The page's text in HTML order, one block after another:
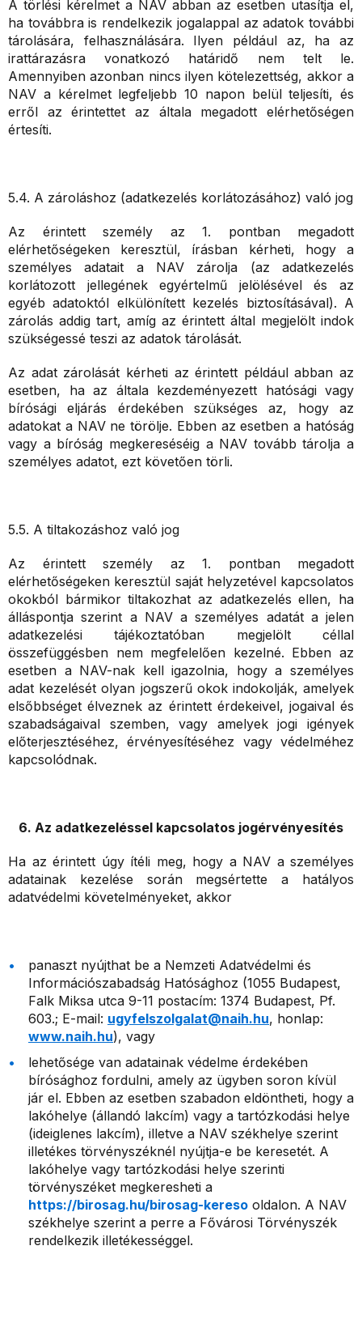
A törlési kérelmet a NAV abban az esetben utasítja el,
ha továbbra is rendelkezik jogalappal az adatok további
tárolására, felhasználására. Ilyen például az, ha az
irattárazásra vonatkozó határidő nem telt le.
Amennyiben azonban nincs ilyen kötelezettség, akkor a
NAV a kérelmet legfeljebb 10 napon belül teljesíti, és
erről az érintettet az általa megadott elérhetőségen
értesíti.
5.4. A zároláshoz (adatkezelés korlátozásához) való jog
Az érintett személy az 1. pontban megadott
elérhetőségeken keresztül, írásban kérheti, hogy a
személyes adatait a NAV zárolja (az adatkezelés
korlátozott jellegének egyértelmű jelölésével és az
egyéb adatoktól elkülönített kezelés biztosításával). A
zárolás addig tart, amíg az érintett által megjelölt indok
szükségessé teszi az adatok tárolását.
Az adat zárolását kérheti az érintett például abban az
esetben, ha az általa kezdeményezett hatósági vagy
bírósági eljárás érdekében szükséges az, hogy az
adatokat a NAV ne törölje. Ebben az esetben a hatóság
vagy a bíróság megkereséséig a NAV tovább tárolja a
személyes adatot, ezt követően törli.
5.5. A tiltakozáshoz való jog
Az érintett személy az 1. pontban megadott
elérhetőségeken keresztül saját helyzetével kapcsolatos
okokból bármikor tiltakozhat az adatkezelés ellen, ha
álláspontja szerint a NAV a személyes adatát a jelen
adatkezelési tájékoztatóban megjelölt céllal
összefüggésben nem megfelelően kezelné. Ebben az
esetben a NAV-nak kell igazolnia, hogy a személyes
adat kezelését olyan jogszerű okok indokolják, amelyek
elsőbbséget élveznek az érintett érdekeivel, jogaival és
szabadságaival szemben, vagy amelyek jogi igények
előterjesztéséhez, érvényesítéséhez vagy védelméhez
kapcsolódnak.
6. Az adatkezeléssel kapcsolatos jogérvényesítés
Ha az érintett úgy ítéli meg, hogy a NAV a személyes
adatainak kezelése során megsértette a hatályos
adatvédelmi követelményeket, akkor
panaszt nyújthat be a Nemzeti Adatvédelmi és
Információszabadság Hatósághoz (1055 Budapest,
Falk Miksa utca 9-11 postacím: 1374 Budapest, Pf.
603.; E-mail: ugyfelszolgalat@naih.hu, honlap:
www.naih.hu), vagy
lehetősége van adatainak védelme érdekében
bírósághoz fordulni, amely az ügyben soron kívül
jár el. Ebben az esetben szabadon eldöntheti, hogy a
lakóhelye (állandó lakcím) vagy a tartózkodási helye
(ideiglenes lakcím), illetve a NAV székhelye szerint
illetékes törvényszéknél nyújtja-e be keresetét. A
lakóhelye vagy tartózkodási helye szerinti
törvényszéket megkeresheti a
https://birosag.hu/birosag-kereso oldalon. A NAV
székhelye szerint a perre a Fővárosi Törvényszék
rendelkezik illetékességgel.